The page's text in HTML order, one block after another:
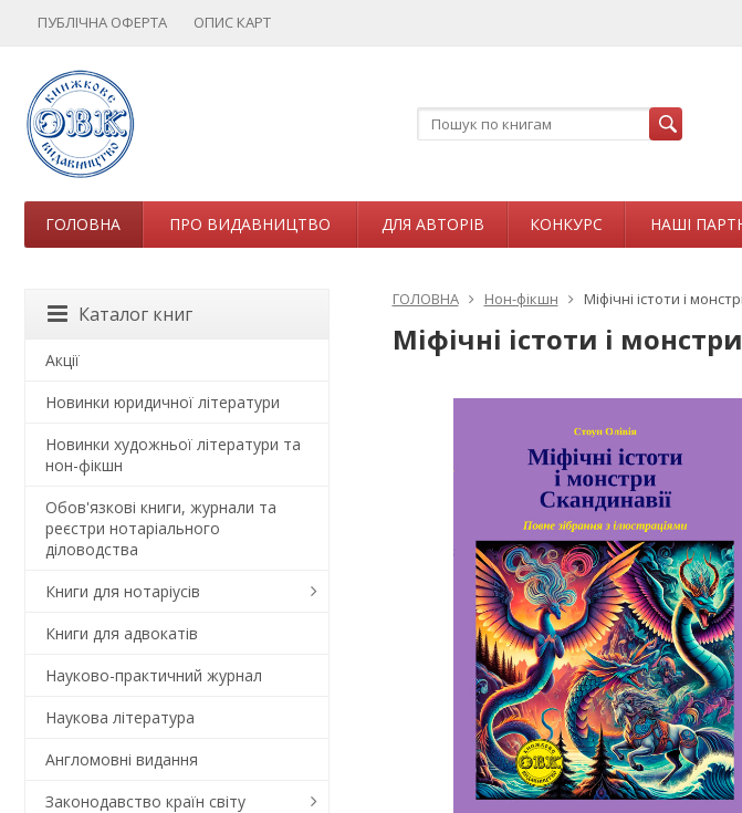
ПУБЛІЧНА ОФЕРТА ОПИС КАРТ
ГОЛОВНА ПРО ВИДАВНИЦТВО ДЛЯ АВТОРІВ КОНКУРС НАШІ
ГОЛОВНА Нон-фікшн Міфічні істоти і
Міфічні істоти і
Каталог книг
Акції
Новинки юридичної літератури
Новинки художньої літератури та
нон-фікшн
Обов'язкові книги, журнали та
реєстри нотаріального
діловодства
Книги для нотаріусів
Книги для адвокатів
Науково-практичний журнал
Наукова література
Англомовні видання
Законодавство країн світу